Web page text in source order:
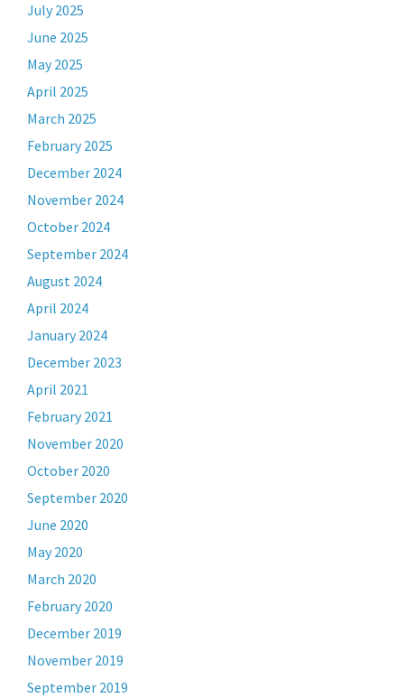
July 2025
June 2025
May 2025
April 2025
March 2025
February 2025
December 2024
November 2024
October 2024
September 2024
August 2024
April 2024
January 2024
December 2023
April 2021
February 2021
November 2020
October 2020
September 2020
June 2020
May 2020
March 2020
February 2020
December 2019
November 2019
September 2019